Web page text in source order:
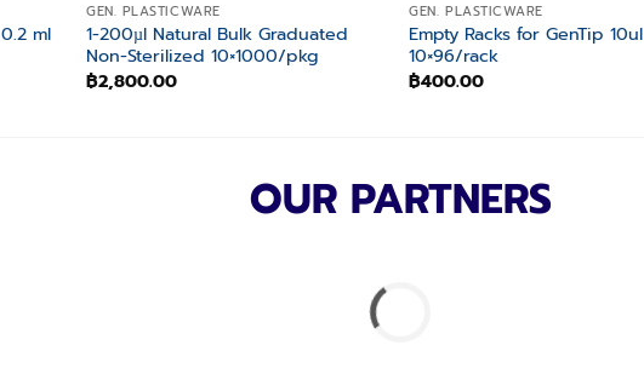
ml
GEN. PLASTICWARE
1-200µl Natural Bulk Graduated
Non-Sterilized 10×1000/pkg
฿2,800.00
GEN. PLASTICWARE
Empty Racks for GenTip 10ul
10×96/rack
฿400.00
OUR PARTNERS